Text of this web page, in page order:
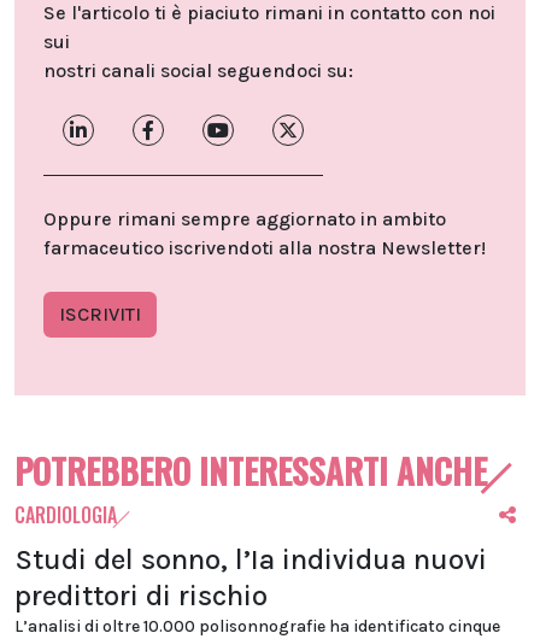
Se l'articolo ti è piaciuto rimani in contatto con noi
sui
nostri canali social seguendoci su:
Oppure rimani sempre aggiornato in ambito
farmaceutico iscrivendoti alla nostra Newsletter!
ISCRIVITI
POTREBBERO INTERESSARTI ANCHE
CARDIOLOGIA
Studi del sonno, l’Ia individua nuovi
predittori di rischio
L’analisi di oltre 10.000 polisonnografie ha identificato cinque